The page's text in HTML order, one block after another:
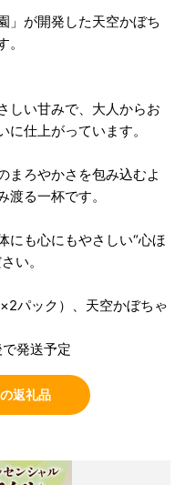
」が開発した天空かぼち
しい甘みで、大人からお
仕上がっています。
まろやかさを包み込むよ
る一杯です。
にも心にもやさしい“心ほ
い。
パック）、天空かぼちゃ
発送予定
返礼品